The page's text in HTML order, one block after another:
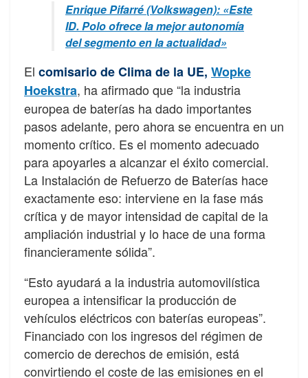
Enrique Pifarré (Volkswagen): «Este
ID. Polo ofrece la mejor autonomía
del segmento en la actualidad»
El comisario de Clima de la UE, Wopke
Hoekstra, ha afirmado que “la industria
europea de baterías ha dado importantes
pasos adelante, pero ahora se encuentra en un
momento crítico. Es el momento adecuado
para apoyarles a alcanzar el éxito comercial.
La Instalación de Refuerzo de Baterías hace
exactamente eso: interviene en la fase más
crítica y de mayor intensidad de capital de la
ampliación industrial y lo hace de una forma
financieramente sólida”.
“Esto ayudará a la industria automovilística
europea a intensificar la producción de
vehículos eléctricos con baterías europeas”.
Financiado con los ingresos del régimen de
comercio de derechos de emisión, está
convirtiendo el coste de las emisiones en el